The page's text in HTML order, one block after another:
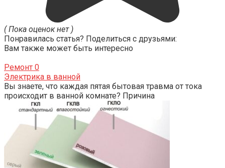
( Пока оценок нет )
Понравилась статья? Поделиться с друзьями:
Вам также может быть интересно
Ремонт 0
Электрика в ванной
Вы знаете, что каждая пятая бытовая травма от тока
происходит в ванной комнате? Причина